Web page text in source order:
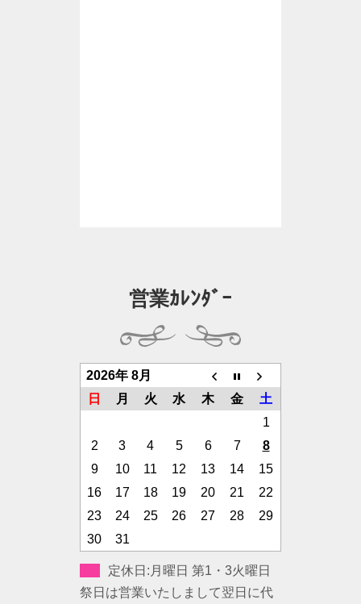
営業ｶﾚﾝﾀﾞｰ
2026年 8月
日
月 火 水 木 金
土
1
2
3 4 5 6 7
8
9
10 11 12 13 14
15
16
17 18 19 20 21
22
23
24 25 26 27 28
29
30
31
定休日:月曜日 第1・3火曜日
祭日は営業いたしまして翌日に代